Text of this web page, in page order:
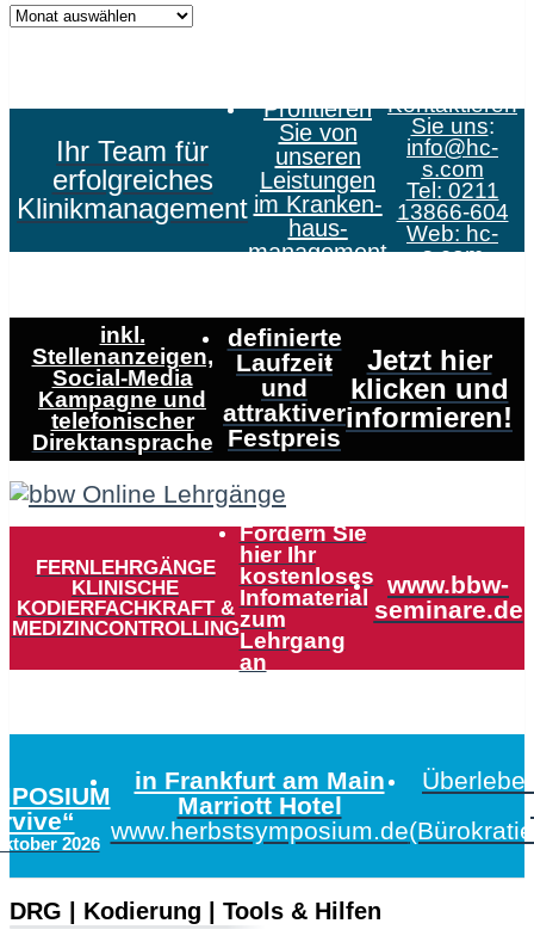
Ihr Team für
erfolgreiches
Klinikmanagement
Profitieren
Sie von
unseren
Leistungen
im Kranken­
haus­
management
Kontaktieren
Sie uns:
info@hc-
s.com
Tel: 0211
13866-604
Web: hc-
s.com
inkl.
Stellenanzeigen,
Social-Media
Kampagne und
telefonischer
Direktansprache
definierte
Laufzeit
und
attraktiver
Festpreis
Jetzt hier
klicken und
informieren!
FERNLEHRGÄNGE
KLINISCHE
KODIERFACHKRAFT &
MEDIZINCONTROLLING
Fordern Sie
hier Ihr
kostenloses
Infomaterial
zum
Lehrgang
an
www.bbw-
seminare.de
2026
in Frankfurt am Main
Marriott Hotel
www.herbstsymposium.de
DRG | Kodierung | Tools & Hilfen